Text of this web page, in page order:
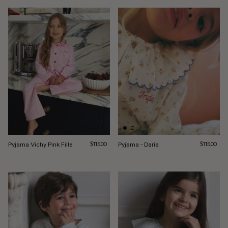
Pyjama Vichy Pink Fille Prix régulier
$115.00 Pyjama - Daria Prix
$115.00